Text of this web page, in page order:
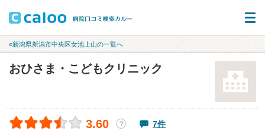
«新潟県新潟市中央区女池上山の一覧へ
おひさま・こどもクリニック
3.60 ？ 7件